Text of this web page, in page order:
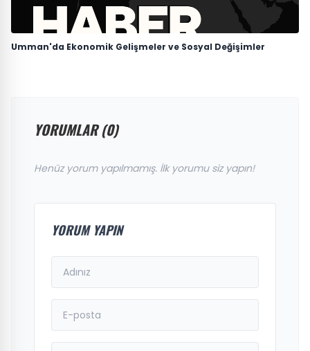
Umman'da Ekonomik Gelişmeler ve Sosyal Değişimler
YORUMLAR (0)
Henüz yorum yapılmamış. İlk yorumu siz yapın!
YORUM YAPIN